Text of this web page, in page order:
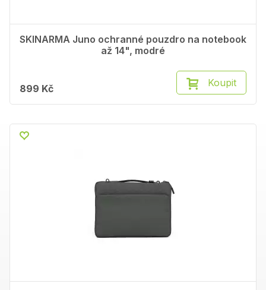
SKINARMA Juno ochranné pouzdro na notebook
až 14", modré
899 Kč Koupit